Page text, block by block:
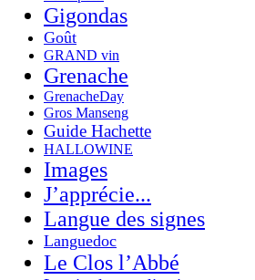
Gigondas
Goût
GRAND vin
Grenache
GrenacheDay
Gros Manseng
Guide Hachette
HALLOWINE
Images
J’apprécie...
Langue des signes
Languedoc
Le Clos l’Abbé